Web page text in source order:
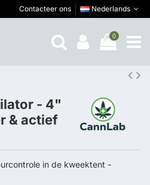
Contacteer ons Nederlands
0
- 4"
& actief
in de kweektent -